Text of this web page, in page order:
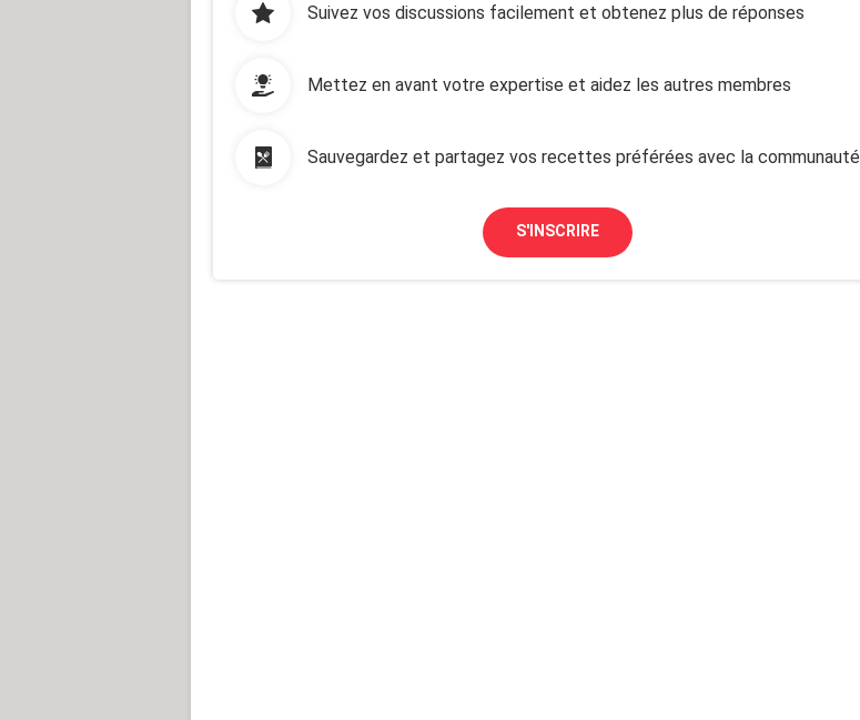
Suivez vos discussions facilement et obtenez plus de réponses
Mettez en avant votre expertise et aidez les autres membres
Sauvegardez et partagez vos recettes préférées avec la communauté
S'INSCRIRE